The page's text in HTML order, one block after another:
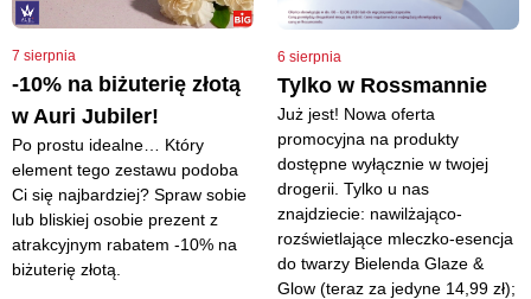
7 sierpnia
-10% na biżuterię złotą
w Auri Jubiler!
Po prostu idealne… Który
element tego zestawu podoba
Ci się najbardziej? Spraw sobie
lub bliskiej osobie prezent z
atrakcyjnym rabatem -10% na
biżuterię złotą.
6 sierpnia
Tylko w Rossmannie
Już jest! Nowa oferta
promocyjna na produkty
dostępne wyłącznie w twojej
drogerii. Tylko u nas
znajdziecie: nawilżająco-
rozświetlające mleczko-esencja
do twarzy Bielenda Glaze &
Glow (teraz za jedyne 14,99 zł);